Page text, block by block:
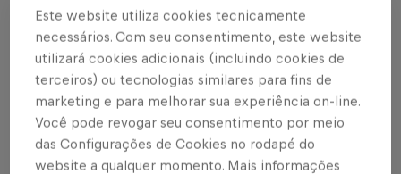
Escrito por Cárila Covas
4 min de leitura
Published on15.02.2025 · 08:40 UTC
Texto: Cárila Covas
Este website utiliza cookies tecnicamente
necessários. Com seu consentimento, este website
utilizará cookies adicionais (incluindo cookies de
terceiros) ou tecnologias similares para fins de
marketing e para melhorar sua experiência on-line.
Você pode revogar seu consentimento por meio
das Configurações de Cookies no rodapé do
website a qualquer momento. Mais informações